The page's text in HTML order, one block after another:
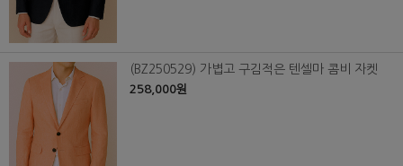
(BZ250529) 가볍고 구김적은 텐셀마 콤비 자켓
258,000원